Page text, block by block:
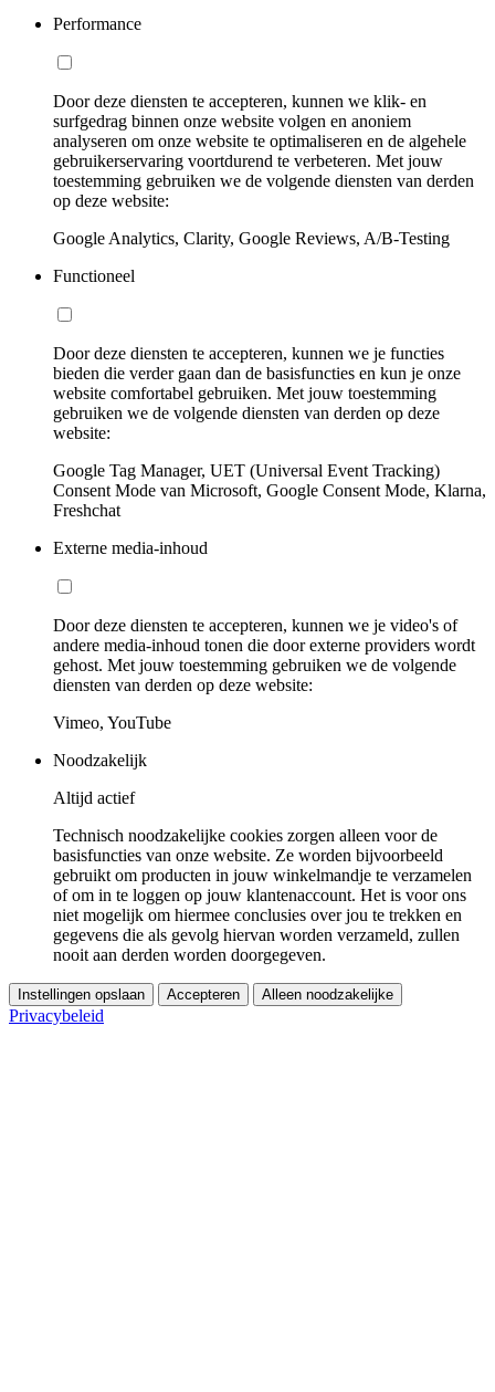
Performance
Door deze diensten te accepteren, kunnen we klik- en
surfgedrag binnen onze website volgen en anoniem
analyseren om onze website te optimaliseren en de algehele
gebruikerservaring voortdurend te verbeteren. Met jouw
toestemming gebruiken we de volgende diensten van derden
op deze website:
Google Analytics, Clarity, Google Reviews, A/B-Testing
Functioneel
Door deze diensten te accepteren, kunnen we je functies
bieden die verder gaan dan de basisfuncties en kun je onze
website comfortabel gebruiken. Met jouw toestemming
gebruiken we de volgende diensten van derden op deze
website:
Google Tag Manager, UET (Universal Event Tracking)
Consent Mode van Microsoft, Google Consent Mode, Klarna,
Freshchat
Externe media-inhoud
Door deze diensten te accepteren, kunnen we je video's of
andere media-inhoud tonen die door externe providers wordt
gehost. Met jouw toestemming gebruiken we de volgende
diensten van derden op deze website:
Vimeo, YouTube
Noodzakelijk
Altijd actief
Technisch noodzakelijke cookies zorgen alleen voor de
basisfuncties van onze website. Ze worden bijvoorbeeld
gebruikt om producten in jouw winkelmandje te verzamelen
of om in te loggen op jouw klantenaccount. Het is voor ons
niet mogelijk om hiermee conclusies over jou te trekken en
gegevens die als gevolg hiervan worden verzameld, zullen
nooit aan derden worden doorgegeven.
Instellingen opslaan Accepteren Alleen noodzakelijke
Privacybeleid